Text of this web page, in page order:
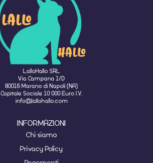
LalloHallo SRL
Via Campana 1/D
80016 Marano di Napoli (NA)
Capitale Sociale 10 000 Euro I.V.
info@lallohallo.com
INFORMAZIONI
Chi siamo
Privacy Policy